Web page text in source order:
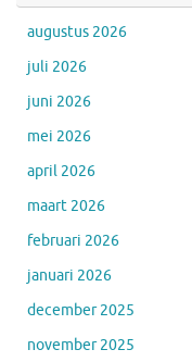
augustus 2026
juli 2026
juni 2026
mei 2026
april 2026
maart 2026
februari 2026
januari 2026
december 2025
november 2025